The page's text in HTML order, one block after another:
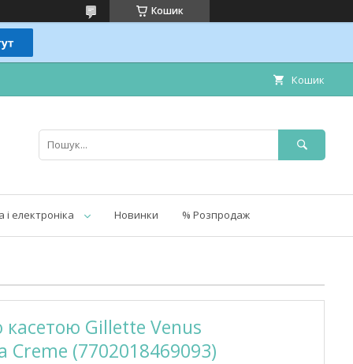
Кошик
Кошик
і електроніка Новинки % Розпродаж
Gillette Venus
(7702018469093)